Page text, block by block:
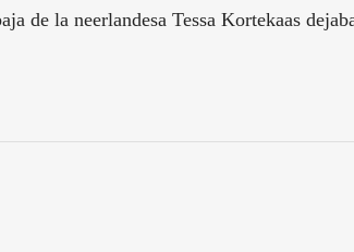
de la neerlandesa Tessa Kortekaas